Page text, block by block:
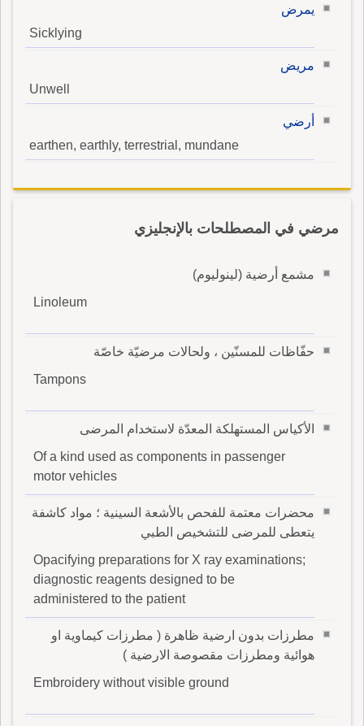
يمرض
Sicklying
مريض
Unwell
أرضي
earthen, earthly, terrestrial, mundane
مرضي في المصطلحات بالإنجليزي
مشمع أرضية (لينوليوم)
Linoleum
حفّاظات للمسنّين ، ولحالات مرضيّة خاصّة
Tampons
الأكياس المستهلكة المعدّة لاستخدام المرضى
Of a kind used as components in passenger
motor vehicles
محضرات معتمة للفحص بالأشعة السينية ؛ مواد كاشفة
يتعطى للمرضى للتشخيص الطبي
Opacifying preparations for X ray examinations;
diagnostic reagents designed to be
administered to the patient
مطرزات بدون ارضية ظاهرة ( مطرزات كيماوية او
هوائية ومطرزات مقصوصة الارضية )
Embroidery without visible ground